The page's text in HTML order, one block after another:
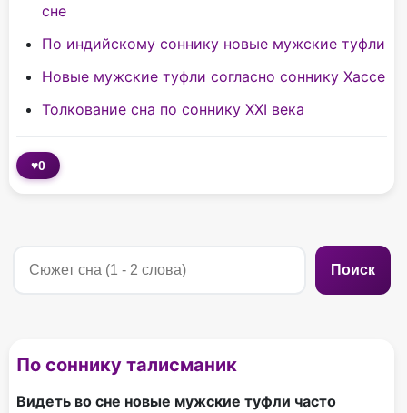
сне
По индийскому соннику новые мужские туфли
Новые мужские туфли согласно соннику Хассе
Толкование сна по соннику XXI века
♥0
Поиск
По соннику талисманик
Видеть во сне новые мужские туфли часто